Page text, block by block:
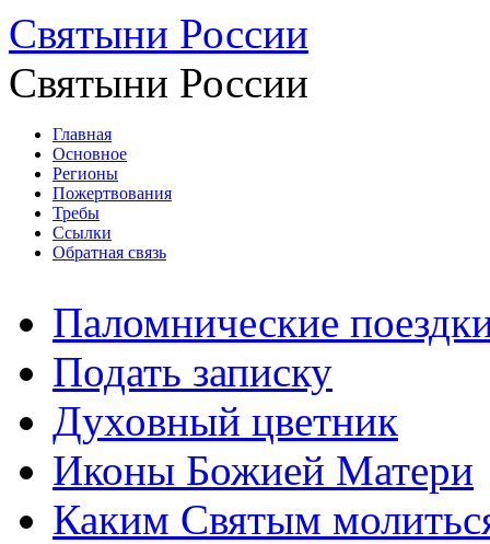
Святыни России
Святыни России
Главная
Основное
Регионы
Пожертвования
Требы
Ссылки
Обратная связь
Паломнические
Подать записку
Духовный цветник
Иконы Божией Матери
Каким Святым